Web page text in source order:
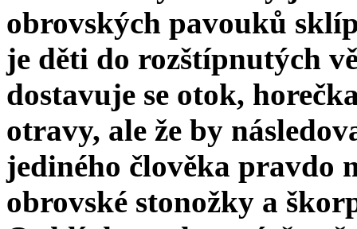
obrovských pavouků
je děti do rozštípnutých
dostavuje se otok,
otravy, ale že by
jediného člověka pravdo­
obrovské stonožky a